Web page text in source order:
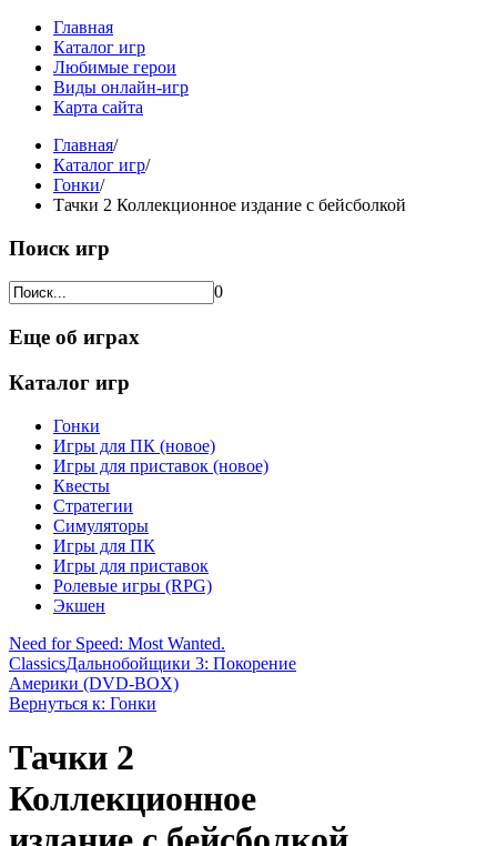
Главная
Каталог игр
Любимые герои
Виды онлайн-игр
Карта сайта
Главная/
Каталог игр/
Гонки/
Тачки 2 Коллекционное издание с бейсболкой
Поиск игр
0
Еще об играх
Каталог игр
Гонки
Игры для ПК (новое)
Игры для приставок (новое)
Квесты
Стратегии
Симуляторы
Игры для ПК
Игры для приставок
Ролевые игры (RPG)
Экшен
Need for Speed: Most Wanted.
ClassicsДальнобойщики 3: Покорение
Америки (DVD-BOX)
Вернуться к: Гонки
Тачки 2
Коллекционное